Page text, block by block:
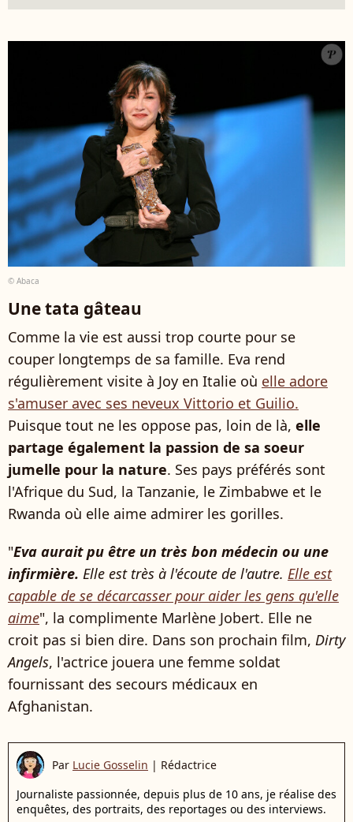
© Abaca
Une tata gâteau
Comme la vie est aussi trop courte pour se
couper longtemps de sa famille. Eva rend
régulièrement visite à Joy en Italie où elle adore
s'amuser avec ses neveux Vittorio et Guilio.
Puisque tout ne les oppose pas, loin de là, elle
partage également la passion de sa soeur
jumelle pour la nature. Ses pays préférés sont
l'Afrique du Sud, la Tanzanie, le Zimbabwe et le
Rwanda où elle aime admirer les gorilles.
"Eva aurait pu être un très bon médecin ou une
infirmière. Elle est très à l'écoute de l'autre. Elle est
capable de se décarcasser pour aider les gens qu'elle
aime", la complimente Marlène Jobert. Elle ne
croit pas si bien dire. Dans son prochain film, Dirty
Angels, l'actrice jouera une femme soldat
fournissant des secours médicaux en
Afghanistan.
Par Lucie Gosselin | Rédactrice
Journaliste passionnée, depuis plus de 10 ans, je réalise des
enquêtes, des portraits, des reportages ou des interviews.